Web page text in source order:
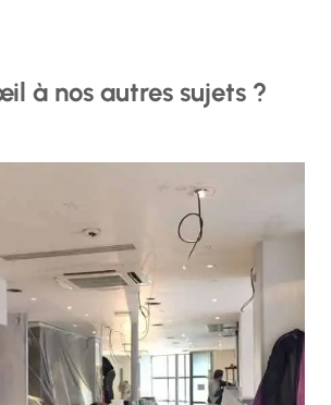
à nos autres sujets ?